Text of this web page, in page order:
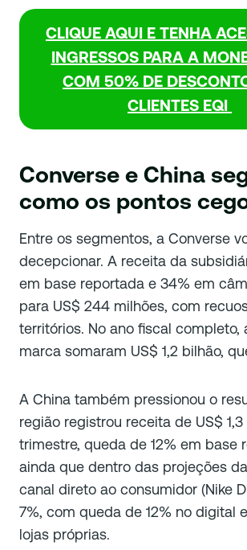
CLIQUE AQUI E TENHA
INGRESSOS PARA A
COM 50% DE
CLIENTES EQI
Converse e China
como os pontos
Entre os segmentos, a Converse
decepcionar. A receita da
em base reportada e 34% em
para US$ 244 milhões, com
territórios. No ano fiscal completo,
marca somaram US$ 1,2 bilhão,
A China também pressionou o
região registrou receita de US$
trimestre, queda de 12% em base
ainda que dentro das projeções
canal direto ao consumidor (Nike
7%, com queda de 12% no digital
lojas próprias.